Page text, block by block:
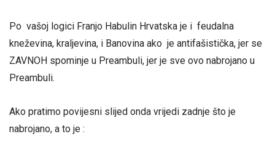
Po vašoj logici Franjo Habulin Hrvatska je i feudalna
kneževina, kraljevina, i Banovina ako je antifašistička, jer se
ZAVNOH spominje u Preambuli, jer je sve ovo nabrojano u
Preambuli.
Ako pratimo povijesni slijed onda vrijedi zadnje što je
nabrojano, a to je :